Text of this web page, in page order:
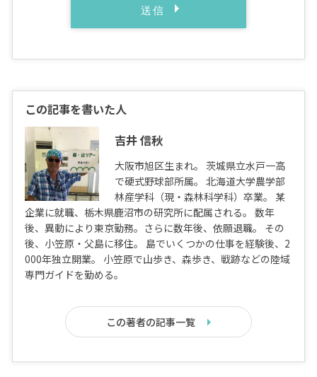
この記事を書いた人
吉井 信秋
大阪市旭区生まれ。 茨城県立水戸一高
で硬式野球部所属。 北海道大学農学部
林産学科（現・森林科学科）卒業。 某
企業に就職、栃木県鹿沼市の研究所に配属される。 数年
後、異動により東京勤務。さらに数年後、依願退職。 その
後、小笠原・父島に移住。 島でいくつかの仕事を経験後、2
000年独立開業。 小笠原で山歩き、森歩き、戦跡などの陸域
専門ガイドを勤める。
この著者の記事一覧